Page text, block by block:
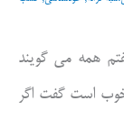
همه می گویند
است گفت اگر